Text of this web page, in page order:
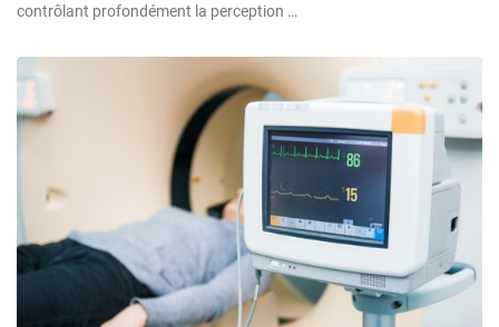
contrôlant profondément la perception …